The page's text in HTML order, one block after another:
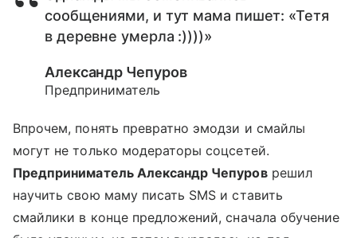
сообщениями, и тут мама пишет: «Тетя
в деревне умерла :))))»
Александр Чепуров
Предприниматель
Впрочем, понять превратно эмодзи и смайлы
могут не только модераторы соцсетей.
Предприниматель Александр Чепуроврешил
научить свою маму писать SMS и ставить
смайлики в конце предложений, сначала обучение